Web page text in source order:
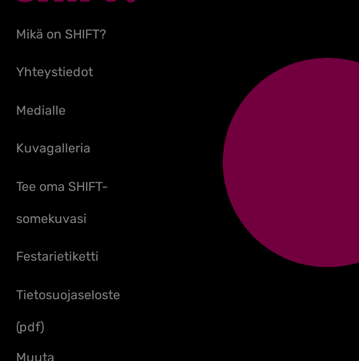
Mikä on SHIFT?
Yhteystiedot
Medialle
Kuvagalleria
Tee oma SHIFT-
somekuvasi
Festarietiketti
Tietosuojaseloste
(pdf)
Muuta